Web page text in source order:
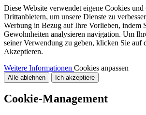
Diese Website verwendet eigene Cookies
Drittanbietern, um unsere Dienste zu
Werbung in Bezug auf Ihre Vorlieben, indem
Gewohnheiten analysieren navigation. Um
seiner Verwendung zu geben, klicken Sie auf
Akzeptieren.
Weitere Informationen Cookies anpassen
Alle ablehnen Ich akzeptiere
Cookie-Management